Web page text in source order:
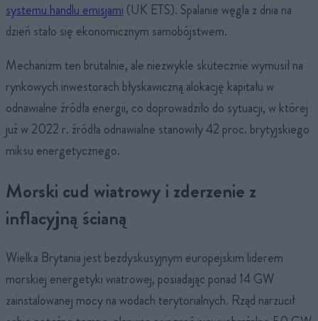
systemu handlu emisjami(UK ETS). Spalanie węgla z dnia na
dzień stało się ekonomicznym samobójstwem.
Mechanizm ten brutalnie, ale niezwykle skutecznie wymusił na
rynkowych inwestorach błyskawiczną alokację kapitału w
odnawialne źródła energii, co doprowadziło do sytuacji, w której
już w 2022 r. źródła odnawialne stanowiły 42 proc. brytyjskiego
miksu energetycznego.
Morski cud wiatrowy i zderzenie z
inflacyjną ścianą
Wielka Brytania jest bezdyskusyjnym europejskim liderem
morskiej energetyki wiatrowej, posiadając ponad 14 GW
zainstalowanej mocy na wodach terytorialnych. Rząd narzucił